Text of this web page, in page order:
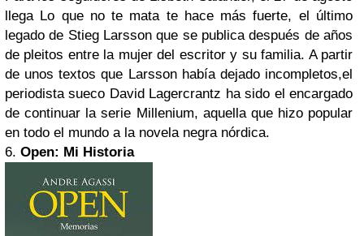
llega Lo que no te mata te hace más fuerte, el último
legado de Stieg Larsson que se publica después de años
de pleitos entre la mujer del escritor y su familia. A partir
de unos textos que Larsson había dejado incompletos,el
periodista sueco David Lagercrantz ha sido el encargado
de continuar la serie Millenium, aquella que hizo popular
en todo el mundo a la novela negra nórdica.
6. Open: Mi Historia